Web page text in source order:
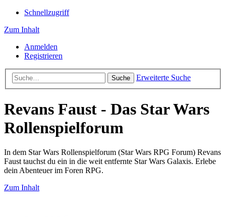
Schnellzugriff
Zum Inhalt
Anmelden
Registrieren
Suche Erweiterte Suche
Revans Faust - Das Star Wars
Rollenspielforum
In dem Star Wars Rollenspielforum (Star Wars RPG Forum) Revans
Faust tauchst du ein in die weit entfernte Star Wars Galaxis. Erlebe
dein Abenteuer im Foren RPG.
Zum Inhalt